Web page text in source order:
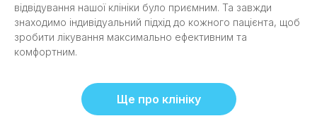
відвідування нашої клініки було приємним. Та завжди
знаходимо індивідуальний підхід до кожного пацієнта, щоб
зробити лікування максимально ефективним та
комфортним.
Ще про клініку